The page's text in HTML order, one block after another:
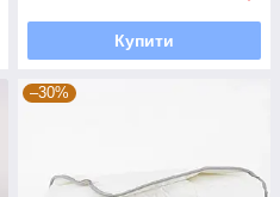
Купити
–30%